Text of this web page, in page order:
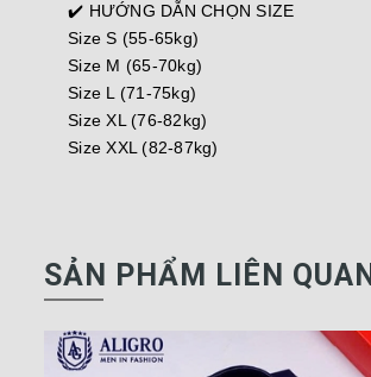
✔️ HƯỚNG DẪN CHỌN SIZE
Size S (55-65kg)
Size M (65-70kg)
Size L (71-75kg)
Size XL (76-82kg)
Size XXL (82-87kg)
SẢN PHẨM LIÊN QUAN